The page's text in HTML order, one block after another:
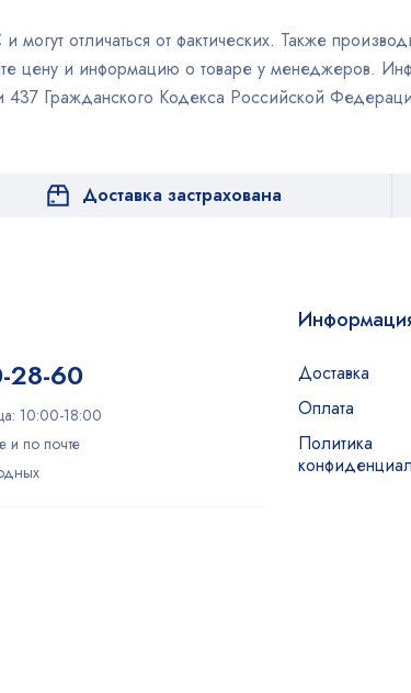
отличаться от фактических. Также
цену и информацию о товаре у менеджеров.
437 Гражданского Кодекса Российской
Доставка застрахована
28-60
10:00-18:00
и по почте
Доставка
Оплата
Политика